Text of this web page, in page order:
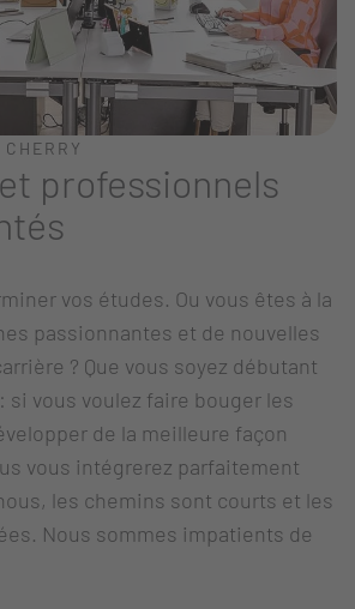
professionnels
vos études. Ou vous êtes à la
passionnantes et de nouvelles
? Que vous soyez débutant
si vous voulez faire bouger les
de la meilleure façon
vous intégrerez parfaitement
les chemins sont courts et les
Nous sommes impatients de